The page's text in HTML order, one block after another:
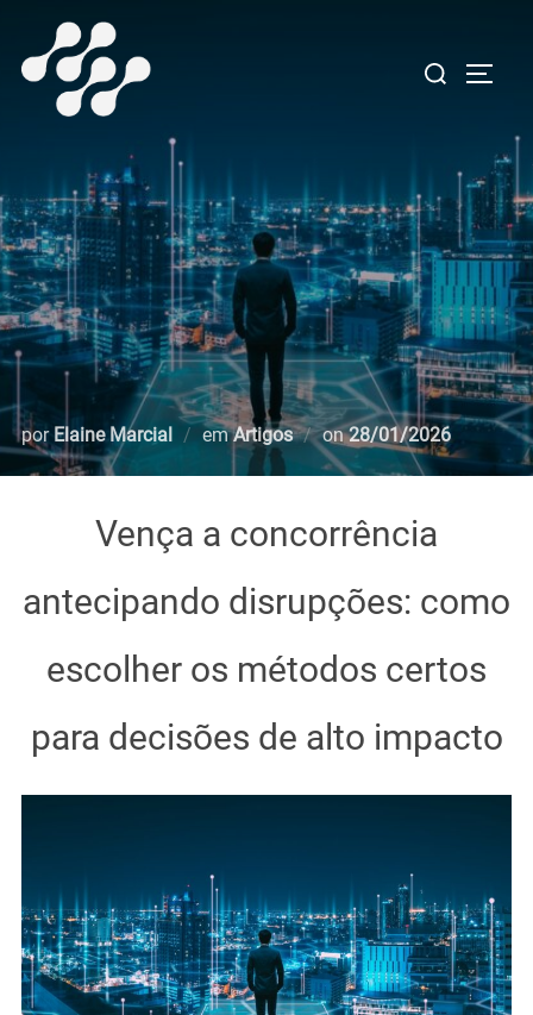
conteúdo
Pesquisar
por Elaine Marcial emArtigos onPostado
em
28/01/2026
Vença a concorrência
antecipando disrupções: como
escolher os métodos certos
para decisões de alto impacto